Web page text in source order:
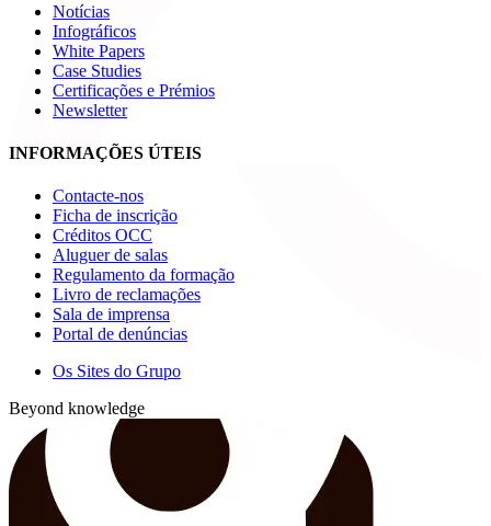
Notícias
Infográficos
White Papers
Case Studies
Certificações e Prémios
Newsletter
INFORMAÇÕES ÚTEIS
Contacte-nos
Ficha de inscrição
Créditos OCC
Aluguer de salas
Regulamento da formação
Livro de reclamações
Sala de imprensa
Portal de denúncias
Os Sites do Grupo
Beyond knowledge